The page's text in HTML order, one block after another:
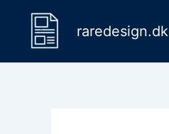
indholdet
raredesign.dk